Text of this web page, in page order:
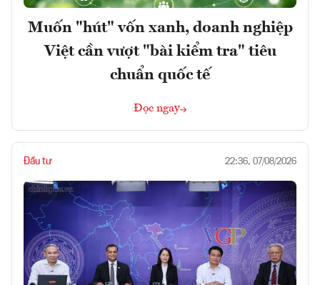
Muốn "hút" vốn xanh, doanh nghiệp
Việt cần vượt "bài kiểm tra" tiêu
chuẩn quốc tế
Đọc ngay
Đầu tư 22:36, 07/08/2026